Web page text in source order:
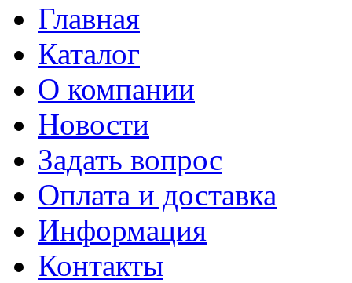
Главная
Каталог
О компании
Новости
Задать вопрос
Оплата и доставка
Информация
Контакты